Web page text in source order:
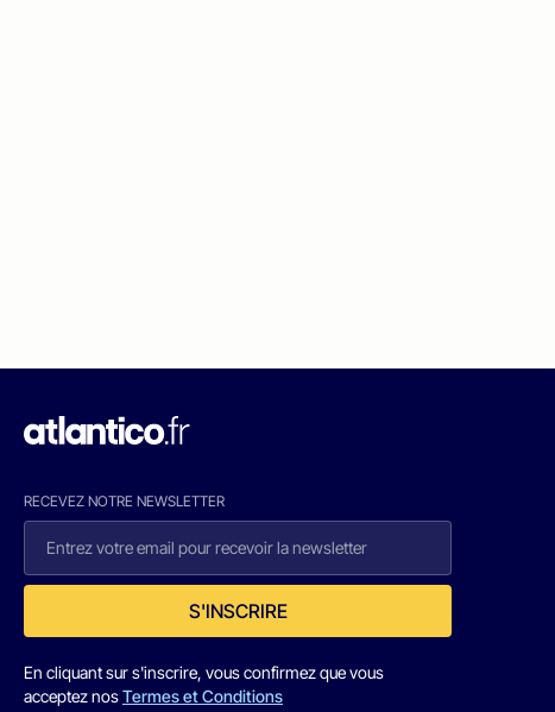
RECEVEZ NOTRE NEWSLETTER
S'INSCRIRE
En cliquant sur s'inscrire, vous confirmez que vous
acceptez nosTermes et Conditions